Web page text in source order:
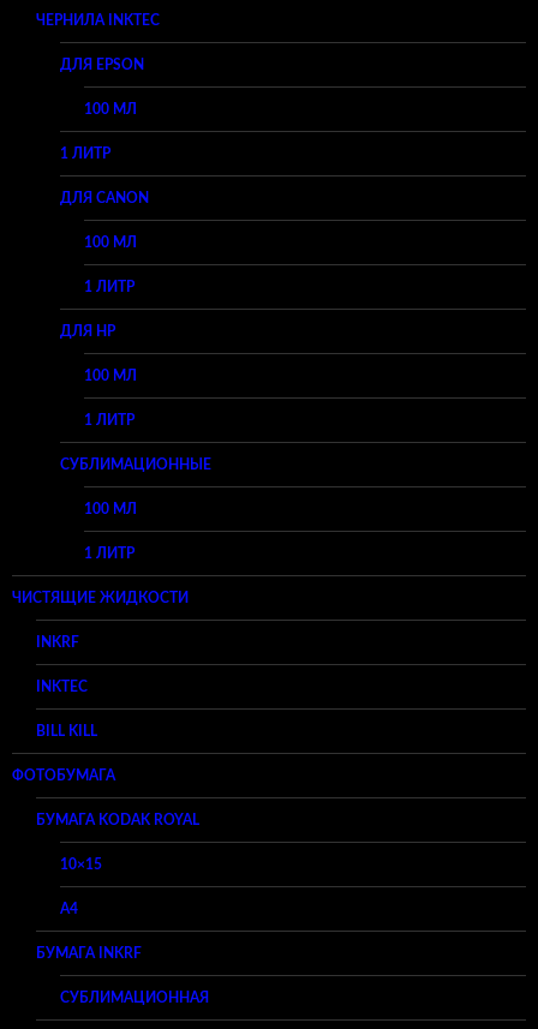
ЧЕРНИЛА INKTEC
ДЛЯ EPSON
100 МЛ
1 ЛИТР
ДЛЯ CANON
100 МЛ
1 ЛИТР
ДЛЯ HP
100 МЛ
1 ЛИТР
СУБЛИМАЦИОННЫЕ
100 МЛ
1 ЛИТР
ЧИСТЯЩИЕ ЖИДКОСТИ
INKRF
INKTEC
BILL KILL
ФОТОБУМАГА
БУМАГА KODAK ROYAL
10×15
A4
БУМАГА INKRF
СУБЛИМАЦИОННАЯ